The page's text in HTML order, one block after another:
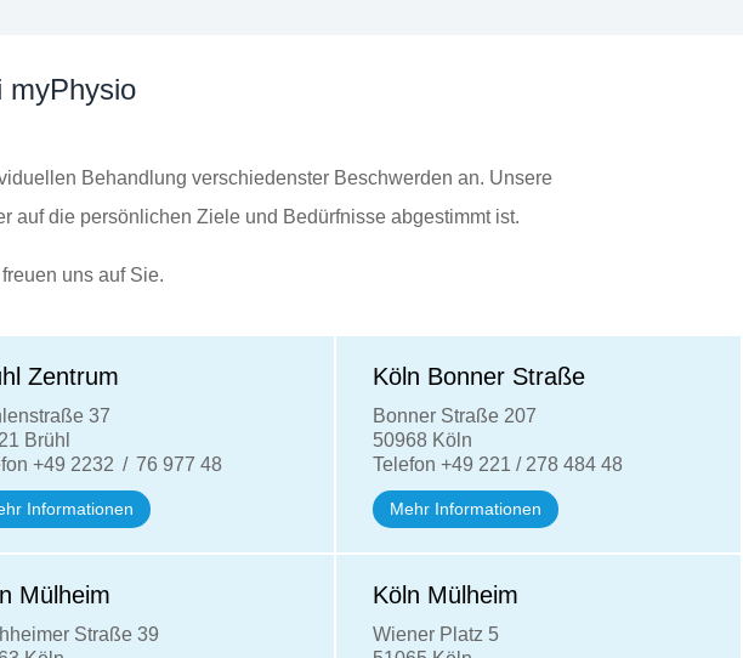
myPhysio
Behandlung verschiedenster Beschwerden an. Unsere
auf die persönlichen Ziele und Bedürfnisse abgestimmt ist.
uns auf Sie.
Zentrum
37
Brühl
+49 2232 / 76 977 48
Informationen
Köln Bonner Straße
Bonner Straße 207
50968 Köln
Telefon +49 221 / 278 484 48
Mehr Informationen
Mülheim
Straße 39
Köln Mülheim
Wiener Platz 5